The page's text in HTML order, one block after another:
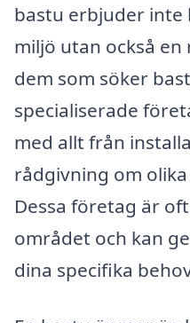
bastu erbjuder inte
miljö utan också
dem som söker
specialiserade
med allt från
rådgivning om
Dessa företag är
området och kan
dina specifika